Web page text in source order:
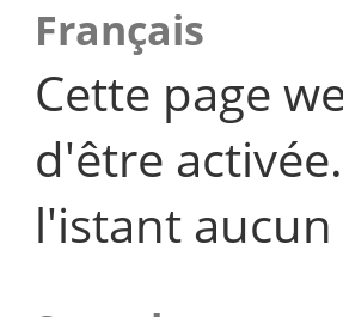
Français
Cette page
d'être
l'istant